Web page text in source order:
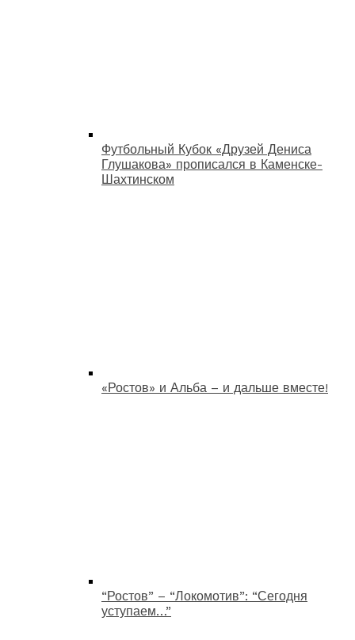
Футбольный Кубок «Друзей Дениса
Глушакова» прописался в Каменске-
Шахтинском
«Ростов» и Альба – и дальше вместе!
“Ростов” – “Локомотив”: “Сегодня
уступаем…”